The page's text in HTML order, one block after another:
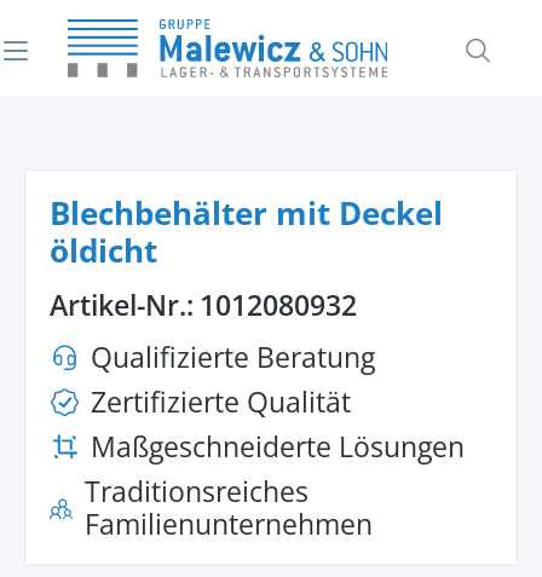
springen
Blechbehälter mit Deckel
öldicht
Artikel-Nr.: 1012080932
Qualifizierte Beratung
Zertifizierte Qualität
Maßgeschneiderte Lösungen
Traditionsreiches
Familienunternehmen